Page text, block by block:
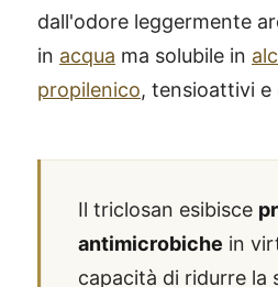
dall'odore leggermente
in acqua ma solubile in
propilenico, tensioattivi e
Il triclosan esibisce
antimicrobiche in
capacità di ridurre la